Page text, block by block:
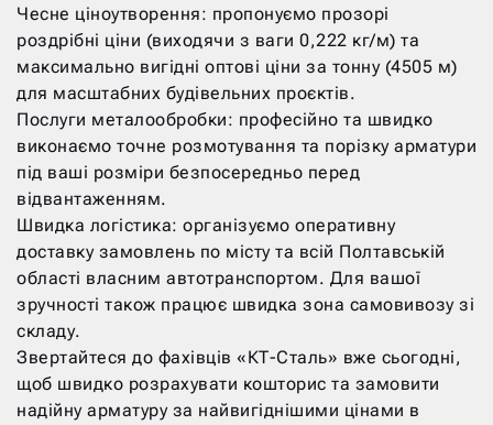
Чесне ціноутворення: пропонуємо прозорі
роздрібні ціни (виходячи з ваги 0,222 кг/м) та
максимально вигідні оптові ціни за тонну (4505 м)
для масштабних будівельних проєктів.
Послуги металообробки: професійно та швидко
виконаємо точне розмотування та порізку арматури
під ваші розміри безпосередньо перед
відвантаженням.
Швидка логістика: організуємо оперативну
доставку замовлень по місту та всій Полтавській
області власним автотранспортом. Для вашої
зручності також працює швидка зона самовивозу зі
складу.
Звертайтеся до фахівців «КТ-Сталь» вже сьогодні,
щоб швидко розрахувати кошторис та замовити
надійну арматуру за найвигіднішими цінами в